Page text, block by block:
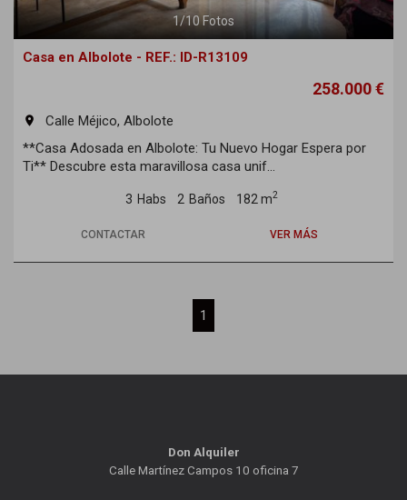
1/10Fotos
Casa en Albolote - REF.: ID-R13109
258.000 €
room
Calle Méjico, Albolote
**Casa Adosada en Albolote: Tu Nuevo Hogar Espera por
Ti** Descubre esta maravillosa casa unif...
3 Habs 2 Baños 182 m2
CONTACTAR VER MÁS
1
Don Alquiler
Calle Martínez Campos 10 oficina 7